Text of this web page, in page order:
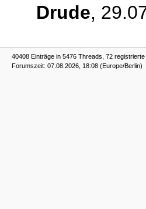
Drude,
40408 Einträge in 5476 Threads, 72
Forumszeit: 07.08.2026, 18:08 (Europe/Berlin)